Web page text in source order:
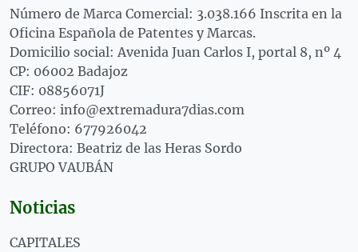
Número de Marca Comercial: 3.038.166 Inscrita en la
Oficina Española de Patentes y Marcas.
Domicilio social: Avenida Juan Carlos I, portal 8, nº 4
CP: 06002 Badajoz
CIF: 08856071J
Correo: info@extremadura7dias.com
Teléfono: 677926042
Directora: Beatriz de las Heras Sordo
GRUPO VAUBÁN
Noticias
CAPITALES